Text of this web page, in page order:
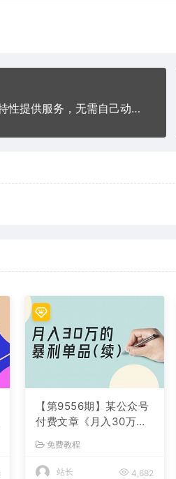
【勇锶1242期】利用懒人特性提供服务，无需自己动手赚取差价月入6000+
【第9556期】某公众号
付费文章《月入30万的
四千，非常暴利
免费教程
站长 4,682